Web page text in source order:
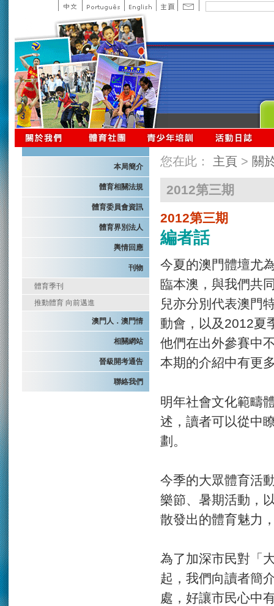
本局簡介
體育相關法規
體育委員會資訊
體育界別法人
輿情回應
刊物
體育季刊
推動體育 向前邁進
澳門人．澳門情
相關網站
晉級開考通告
聯絡我們
您在此： 主頁 > 關
2012第三期
2012第三期
編者話
今夏的澳門體壇尤
臨本澳，與我們共
兒亦分別代表澳門
動會，以及2012夏
他們在出外參賽中
本期的介紹中有更
明年社會文化範疇
述，讀者可以從中
劃。
今季的大眾體育活
樂節、暑期活動，
散發出的體育魅力
為了加深市民對「
起，我們向讀者簡
處，好讓市民心中